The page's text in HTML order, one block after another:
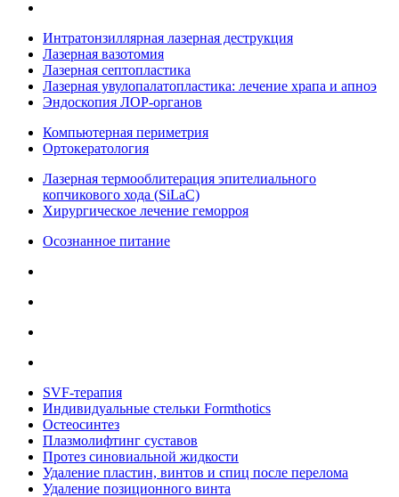
Интратонзиллярная лазерная деструкция
Лазерная вазотомия
Лазерная септопластика
Лазерная увулопалатопластика: лечение храпа и апноэ
Эндоскопия ЛОР-органов
Компьютерная периметрия
Ортокератология
Лазерная термооблитерация эпителиального
копчикового хода (SiLaC)
Хирургическое лечение геморроя
Осознанное питание
SVF-терапия
Индивидуальные стельки Formthotics
Остеосинтез
Плазмолифтинг суставов
Протез синовиальной жидкости
Удаление пластин, винтов и спиц после перелома
Удаление позиционного винта